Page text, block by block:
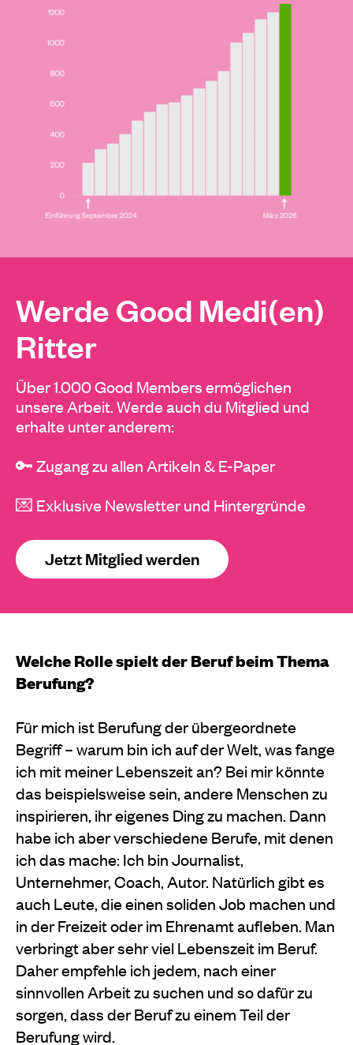
Werde Good Medi(en)
Ritter
Über 1.000 Good Members ermöglichen
unsere Arbeit. Werde auch du Mitglied und
erhalte unter anderem:
🔑 Zugang zu allen Artikeln & E-Paper
💌 Exklusive Newsletter und Hintergründe
Jetzt Mitglied werden
Welche Rolle spielt der Beruf beim Thema
Berufung?
Für mich ist Berufung der übergeordnete
Begriff – warum bin ich auf der Welt, was fange
ich mit meiner Lebenszeit an? Bei mir könnte
das beispielsweise sein, andere Menschen zu
inspirieren, ihr eigenes Ding zu machen. Dann
habe ich aber verschiedene Berufe, mit denen
ich das mache: Ich bin Journalist,
Unternehmer, Coach, Autor. Natürlich gibt es
auch Leute, die einen soliden Job machen und
in der Freizeit oder im Ehrenamt aufleben. Man
verbringt aber sehr viel Lebenszeit im Beruf.
Daher empfehle ich jedem, nach einer
sinnvollen Arbeit zu suchen und so dafür zu
sorgen, dass der Beruf zu einem Teil der
Berufung wird.